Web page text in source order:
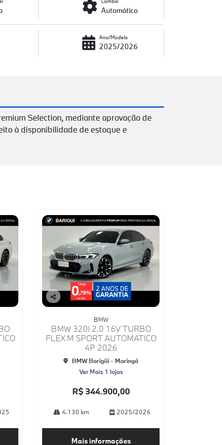
Automático
Ano/Modelo
2025/2026
Selection, mediante aprovação de
à disponibilidade de estoque e
Co
lhe
BMW
BMW 320I 2.0 16V TURBO
FLEX M SPORT AUTOMATICO
4P 2026
BMW Barigüi - Maringá
Ver Mais 1 lojas
R$ 344.900,00
4.130 km 2025/2026
Mais informações